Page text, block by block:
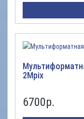
2Mpix
6700р.